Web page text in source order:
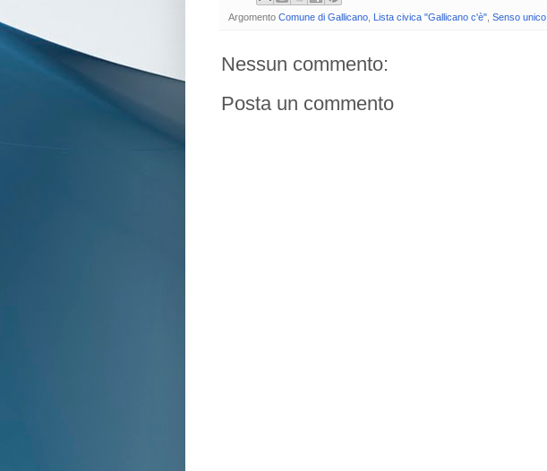
Argomento Comune di Gallicano Lista civica "Gallicano c'è" Senso unico
Nessun commento:
Posta un commento